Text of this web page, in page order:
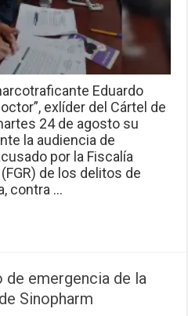
Eduardo
exlíder del Cártel de
24 de agosto su
la audiencia de
por la Fiscalía
de los delitos de
contra …
emergencia de la
Sinopharm